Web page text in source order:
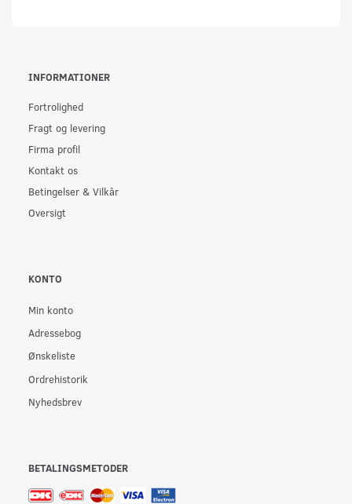
INFORMATIONER
Fortrolighed
Fragt og levering
Firma profil
Kontakt os
Betingelser & Vilkår
Oversigt
KONTO
Min konto
Adressebog
Ønskeliste
Ordrehistorik
Nyhedsbrev
BETALINGSMETODER